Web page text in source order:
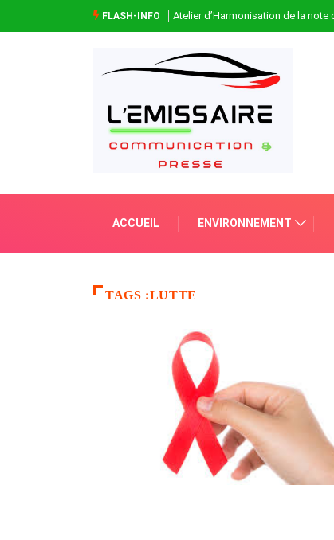
FLASH-INFO Atelier d’Harmonisation de la
ACCUEIL ENVIRONNEMENT
TAGS :LUTTE